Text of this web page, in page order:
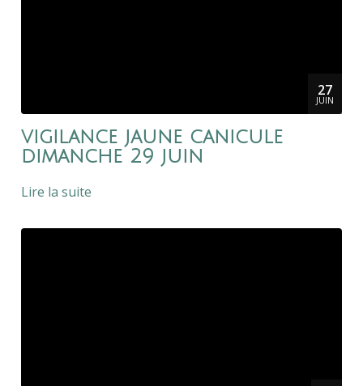
27
JUIN
vigilance jaune canicule
dimanche 29 juin
Lire la suite